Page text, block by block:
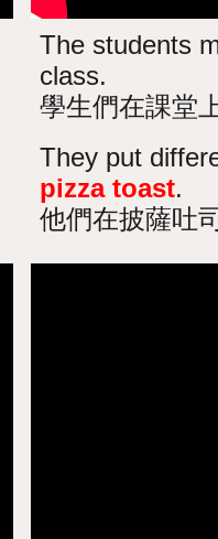
The students
class.
學生們在課堂
They put
pizza toast.
他們在披薩吐